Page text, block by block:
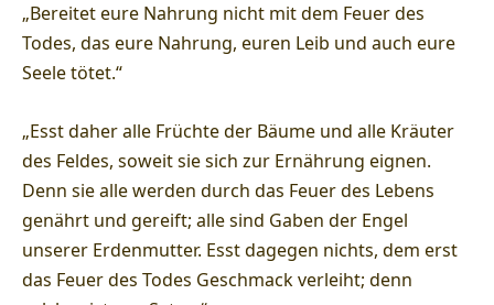
„Bereitet eure Nahrung nicht mit dem Feuer des
Todes, das eure Nahrung, euren Leib und auch eure
Seele tötet.“
„Esst daher alle Früchte der Bäume und alle Kräuter
des Feldes, soweit sie sich zur Ernährung eignen.
Denn sie alle werden durch das Feuer des Lebens
genährt und gereift; alle sind Gaben der Engel
unserer Erdenmutter. Esst dagegen nichts, dem erst
das Feuer des Todes Geschmack verleiht; denn